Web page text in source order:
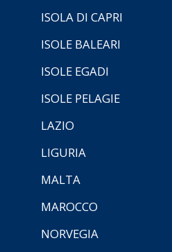
ISOLA DI CAPRI
ISOLE BALEARI
ISOLE EGADI
ISOLE PELAGIE
LAZIO
LIGURIA
MALTA
MAROCCO
NORVEGIA